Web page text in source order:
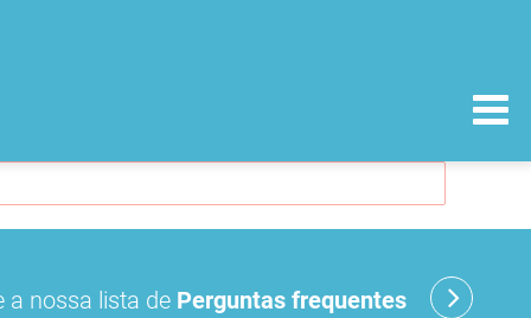
a nossa lista de Perguntas frequentes